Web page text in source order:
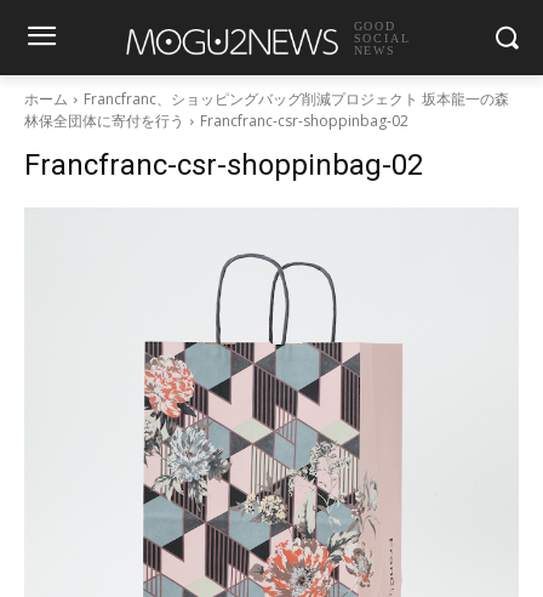
GOOD
SOCIAL
NEWS
ホーム
Francfranc、ショッピングバッグ削減プロジェクト 坂本龍一の森
林保全団体に寄付を行う
Francfranc-csr-shoppinbag-02
Francfranc-csr-shoppinbag-02